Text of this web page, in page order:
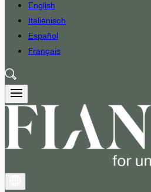
English
Italienisch
Español
Français